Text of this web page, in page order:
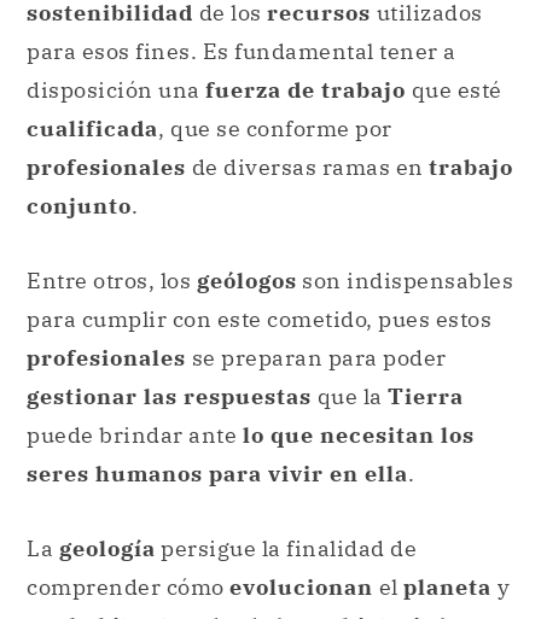
profesionalesde diversas ramas entrabajo
conjunto .
Entre otros, losgeólogosson indispensables
para cumplir con este cometido, pues estos
profesionales
puede brindar antelo que necesitan los
seres humanos para vivir en ella.
Lageologíapersigue la finalidad de
comprender cómoevolucionanelplaneta
sushabitantes, desde laprehistoria
laTierraque hoy conocemos es que se
puedenevaluar las consecuenciasde las